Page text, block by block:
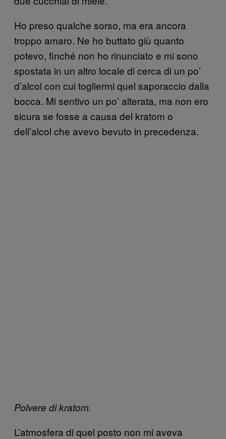
Ho preso qualche sorso, ma era ancora
troppo amaro. Ne ho buttato giù quanto
potevo, finché non ho rinunciato e mi sono
spostata in un altro locale di cerca di un po’
d’alcol con cui togliermi quel saporaccio dalla
bocca. Mi sentivo un po’ alterata, ma non ero
sicura se fosse a causa del kratom o
dell’alcol che avevo bevuto in precedenza.
Polvere di kratom.
L’atmosfera di quel posto non mi aveva